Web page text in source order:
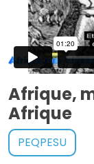
Afrique,
Afrique
PEQPESU